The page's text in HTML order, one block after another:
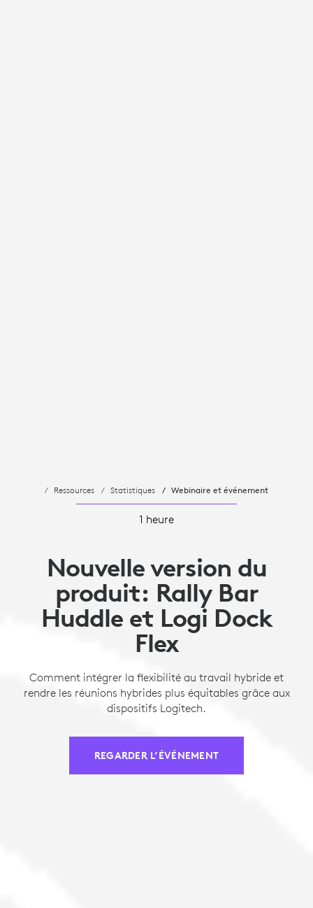
Ressources Statistiques Webinaire et événement
1 heure
Nouvelle version du
produit: Rally Bar
Huddle et Logi Dock
Flex
Comment intégrer la flexibilité au travail hybride et
rendre les réunions hybrides plus équitables grâce aux
dispositifs Logitech.
REGARDER L’ÉVÉNEMENT